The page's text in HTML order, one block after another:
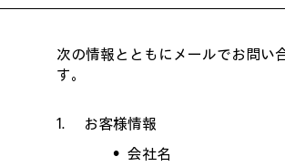
次の情報とともにメールでお問い
す。
お客様情報
会社名